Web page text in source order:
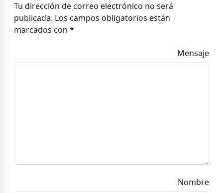
Tu dirección de correo electrónico no será
publicada. Los campos obligatorios están
marcados con *
Mensaje
Nombre